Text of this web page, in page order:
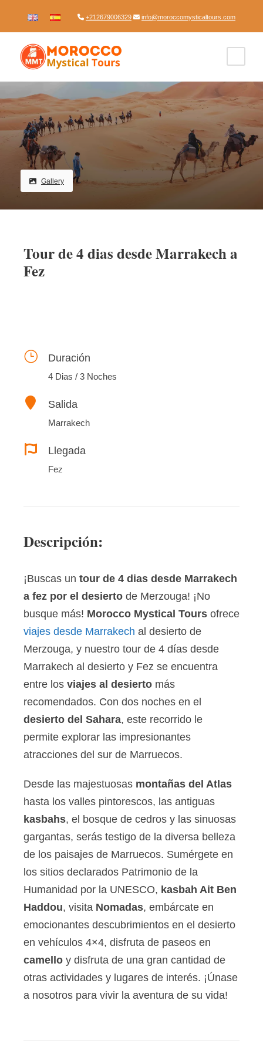
+212679006329 info@moroccomysticaltours.com
Gallery
Tour de 4 dias desde Marrakech a
Fez
Duración
4 Dias / 3 Noches
Salida
Marrakech
Llegada
Fez
Descripción:
¡Buscas un tour de 4 dias desde Marrakech
a fez por el desierto de Merzouga! ¡No
busque más! Morocco Mystical Tours ofrece
viajes desde Marrakech al desierto de
Merzouga, y nuestro tour de 4 días desde
Marrakech al desierto y Fez se encuentra
entre los viajes al desierto más
recomendados. Con dos noches en el
desierto del Sahara, este recorrido le
permite explorar las impresionantes
atracciones del sur de Marruecos.
Desde las majestuosas montañas del Atlas
hasta los valles pintorescos, las antiguas
kasbahs, el bosque de cedros y las sinuosas
gargantas, serás testigo de la diversa belleza
de los paisajes de Marruecos. Sumérgete en
los sitios declarados Patrimonio de la
Humanidad por la UNESCO, kasbah Ait Ben
Haddou, visita Nomadas, embárcate en
emocionantes descubrimientos en el desierto
en vehículos 4×4, disfruta de paseos en
camello y disfruta de una gran cantidad de
otras actividades y lugares de interés. ¡Únase
a nosotros para vivir la aventura de su vida!